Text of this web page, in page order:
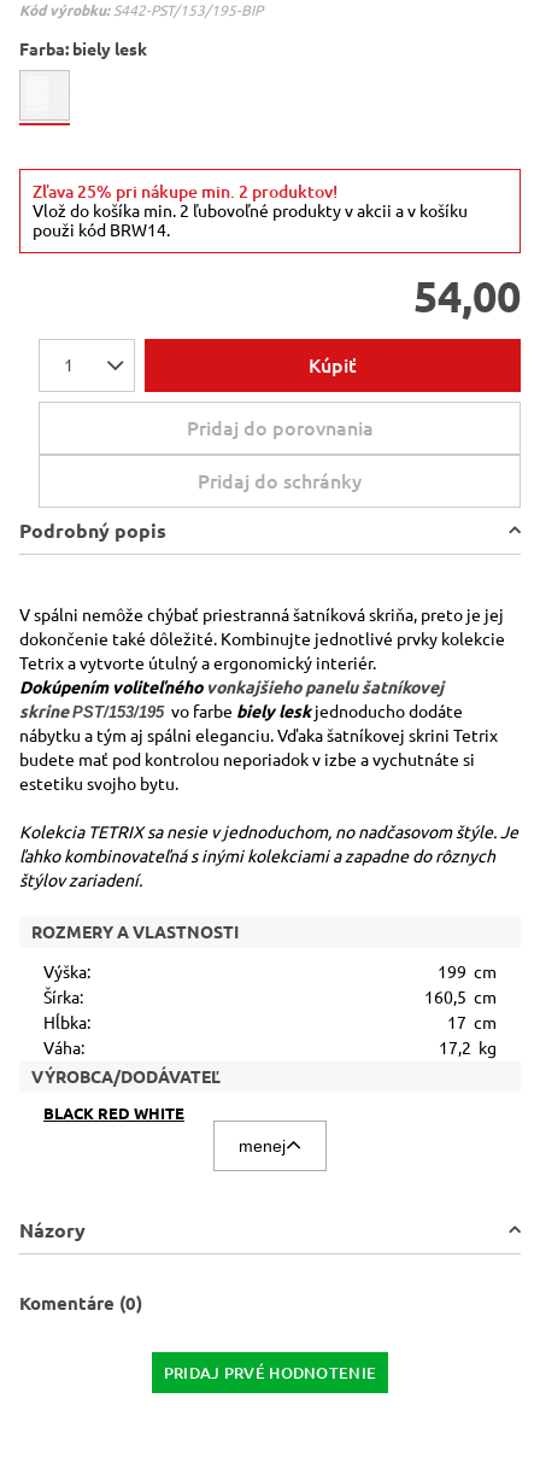
Kód výrobku: S442-PST/153/195-BIP
Farba: biely lesk
Zľava 25% pri nákupe min. 2 produktov!
Vlož do košíka min. 2 ľubovoľné produkty v akcii a v košíku
použi kód BRW14.
54,00
1 Kúpiť
Pridaj do porovnania
Pridaj do schránky
Podrobný popis
V spálni nemôže chýbať priestranná šatníková skriňa, preto je jej
dokončenie také dôležité. Kombinujte jednotlivé prvky kolekcie
Tetrix a vytvorte útulný a ergonomický interiér.
Dokúpením voliteľného vonkajšieho panelu šatníkovej
skrine PST/153/195 vo farbe biely lesk jednoducho dodáte
nábytku a tým aj spálni eleganciu. Vďaka šatníkovej skrini Tetrix
budete mať pod kontrolou neporiadok v izbe a vychutnáte si
estetiku svojho bytu.
Kolekcia TETRIX sa nesie v jednoduchom, no nadčasovom štýle. Je
ľahko kombinovateľná s inými kolekciami a zapadne do rôznych
štýlov zariadení.
ROZMERY A VLASTNOSTI
Výška:
199 cm
Šírka:
160,5 cm
Hĺbka:
17 cm
Váha:
17,2 kg
VÝROBCA/DODÁVATEĽ
BLACK RED WHITE
menej
Názory
Komentáre (0)
PRIDAJ PRVÉ HODNOTENIE